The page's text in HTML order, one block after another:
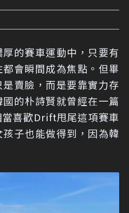
的賽車運動中，只要有
會瞬間成為焦點。但畢
賣臉，而是要靠實力存
的朴詩賢就曾經在一篇
喜歡Drift甩尾這項賽車
子也能做得到，因為韓